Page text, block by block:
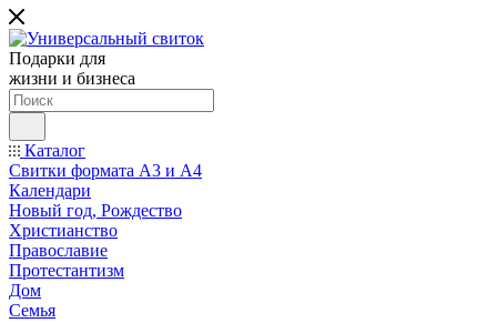
Подарки для
жизни и бизнеса
Каталог
Свитки формата А3 и А4
Календари
Новый год, Рождество
Христианство
Православие
Протестантизм
Дом
Семья